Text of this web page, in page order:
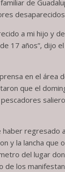
de
a mi hijo y
17 años”, dijo
en el área
que el
haber regresado
y la lancha que
del lugar
de los